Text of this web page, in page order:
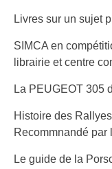
Livres sur un sujet
SIMCA en
librairie et centre
La PEUGEOT 305
Histoire des
Recommnandé par
Le guide de la